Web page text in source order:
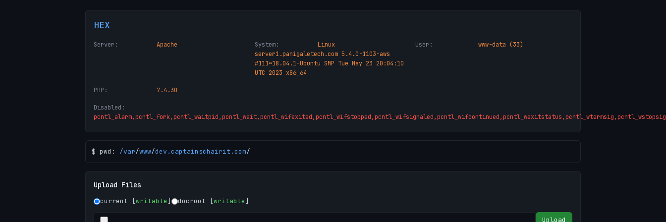
HEX
Server: Apache System:
Linux
server1.panigaletech.com 5.4.0-1103-aws
#111~18.04.1-Ubuntu SMP Tue May 23 20:04:10
UTC 2023 x86_64
User: www-data (33)
PHP: 7.4.30
Disabled:
$ pwd: /var/www/dev.captainschairit.com/
Upload Files
current [writable] docroot [writable]
Upload